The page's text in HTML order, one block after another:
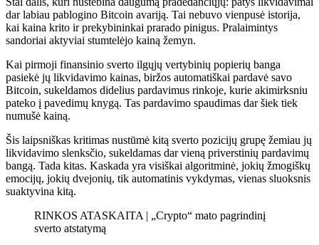
dar labiau pablogino Bitcoin avariją. Tai nebuvo vienpusė istorija,
kai kaina krito ir prekybininkai prarado pinigus. Pralaimintys
sandoriai aktyviai stumtelėjo kainą žemyn.
Kai pirmoji finansinio sverto ilgųjų vertybinių popierių banga
pasiekė jų likvidavimo kainas, biržos automatiškai pardavė savo
Bitcoin, sukeldamos didelius pardavimus rinkoje, kurie akimirksniu
pateko į pavedimų knygą. Tas pardavimo spaudimas dar šiek tiek
numušė kainą.
Šis laipsniškas kritimas nustūmė kitą sverto pozicijų grupę žemiau jų
likvidavimo slenksčio, sukeldamas dar vieną priverstinių pardavimų
bangą. Tada kitas. Kaskada yra visiškai algoritminė, jokių žmogiškų
emocijų, jokių dvejonių, tik automatinis vykdymas, vienas sluoksnis
suaktyvina kitą.
RINKOS ATASKAITA | „Crypto“ mato pagrindinį
sverto atstatymą